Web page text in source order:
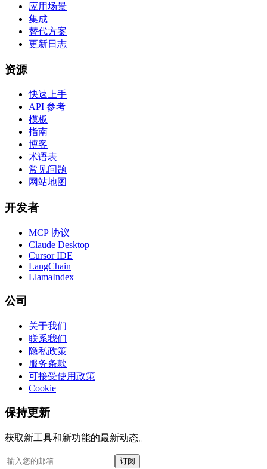
应用场景
集成
替代方案
更新日志
资源
快速上手
API 参考
模板
指南
博客
术语表
常见问题
网站地图
开发者
MCP 协议
Claude Desktop
Cursor IDE
LangChain
LlamaIndex
公司
关于我们
联系我们
隐私政策
服务条款
可接受使用政策
Cookie
保持更新
获取新工具和新功能的最新动态。
订阅